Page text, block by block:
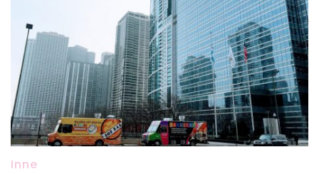
Inne